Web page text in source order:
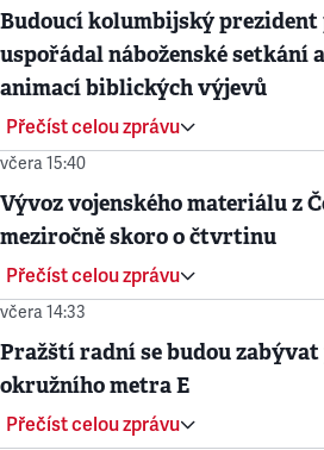
Budoucí kolumbijský
uspořádal náboženské setkání
animací biblických výjevů
Přečíst celou zprávu
včera 15:40
Vývoz vojenského materiálu z
meziročně skoro o čtvrtinu
Přečíst celou zprávu
včera 14:33
Pražští radní se budou
okružního metra E
Přečíst celou zprávu